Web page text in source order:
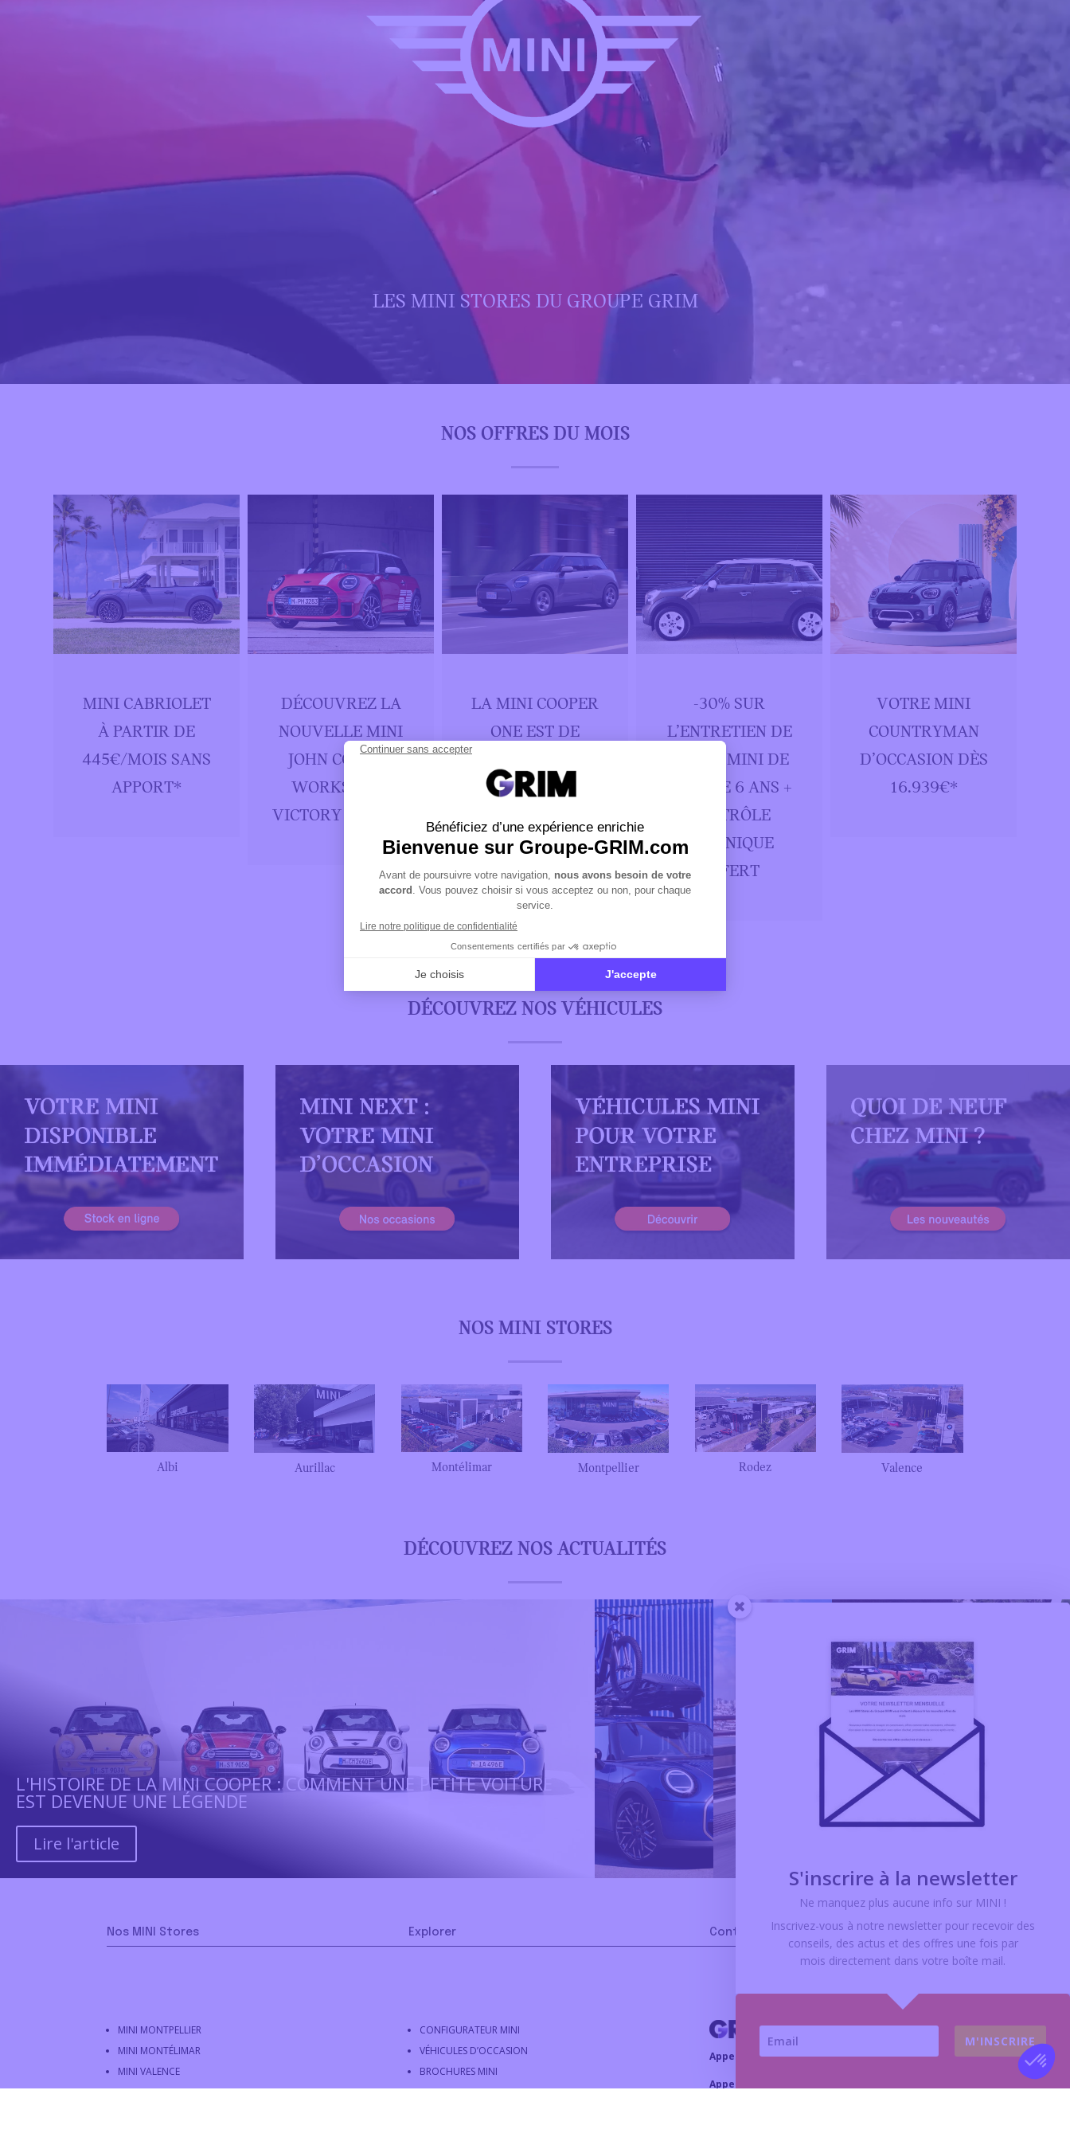
LES MINI STORES DU GROUPE GRIM
NOS OFFRES DU MOIS
MINI CABRIOLET
À PARTIR DE
445€/MOIS SANS
APPORT*
DÉCOUVREZ LA
NOUVELLE MINI
JOHN COOPER
WORKS 1965
VICTORY EDITION
LA MINI COOPER
ONE EST DE
26.000€
-30% SUR
L’ENTRETIEN DE
VOTRE MINI DE
PLUS DE 6 ANS +
CONTRÔLE
TECHNIQUE
OFFERT
VOTRE MINI
COUNTRYMAN
D’OCCASION DÈS
16.939€*
DÉCOUVREZ NOS VÉHICULES
NOS MINI STORES
Albi Aurillac Montélimar Montpellier Rodez Valence
DÉCOUVREZ NOS ACTUALITÉS
L'HISTOIRE DE LA MINI COOPER : COMMENT UNE PETITE VOITURE
EST DEVENUE UNE LÉGENDE
Lire l'article
Nos MINI Stores Explorer Contact
MINI MONTPELLIER
MINI MONTÉLIMAR
MINI VALENCE
MINI ALBI
CONFIGURATEUR MINI
VÉHICULES D’OCCASION
BROCHURES MINI
FINANCEMENT MINI
Appeler le service commercial
Appeler le service atelier
S'inscrire à la newsletter
Ne manquez plus aucune info sur MINI !
Inscrivez-vous à notre newsletter pour recevoir des
conseils, des actus et des offres une fois par
mois directement dans votre boîte mail.
M'INSCRIRE